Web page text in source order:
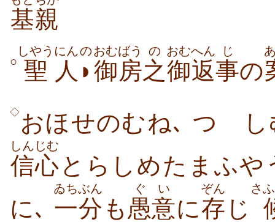
基親
○ 聖
しやう
人
にん
◗
の
御房
おむばう
之
の
御
おむ
返
へん
事
じ
の
◇ おほせのむね､ つゝ
信心
しんじむ
とらしめたまふ
に､ 一分
ゐちぶん
も 愚意
ぐい
に存
ぞん
じ
さ